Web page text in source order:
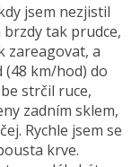
jsem nezjistil
tak prudce,
zareagovat, a
km/hod) do
strčil ruce,
zadním sklem,
Rychle jsem se
krve.